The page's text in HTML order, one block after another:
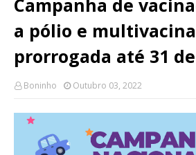
Campanha de
a pólio e
prorrogada até 31
Boninho Outubro 03, 2022